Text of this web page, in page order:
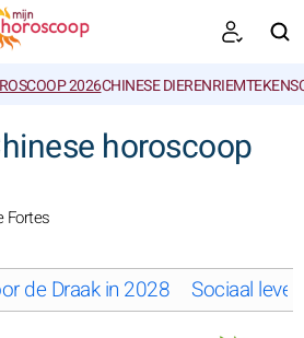
2026CHINESE DIERENRIEMTEKENS
horoscoop
Fortes
de Draak in 2028 Sociaal